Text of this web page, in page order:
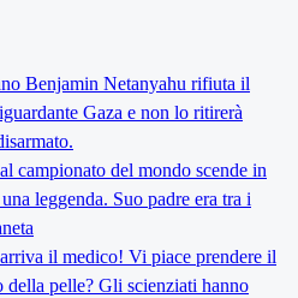
Benjamin Netanyahu rifiuta il
Gaza e non lo ritirerà
campionato del mondo scende in
leggenda. Suo padre era tra i
il medico! Vi piace prendere il
della pelle? Gli scienziati hanno